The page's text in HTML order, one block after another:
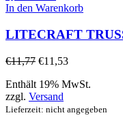
In den Warenkorb
LITECRAFT
€11,77 €11,53
Enthält 19% MwSt.
zzgl. Versand
Lieferzeit: nicht angegeben